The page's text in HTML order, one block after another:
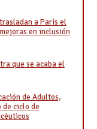
a París el
en inclusión
que se acaba el
de Adultos,
de ciclo de